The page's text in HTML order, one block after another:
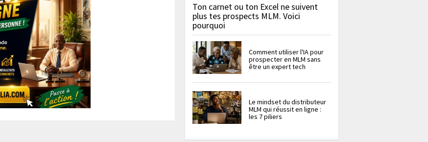
Ton carnet ou ton Excel ne suivent
plus tes prospects MLM. Voici
pourquoi
Comment utiliser l'IA pour
prospecter en MLM sans
être un expert tech
Le mindset du distributeur
MLM qui réussit en ligne :
les 7 piliers